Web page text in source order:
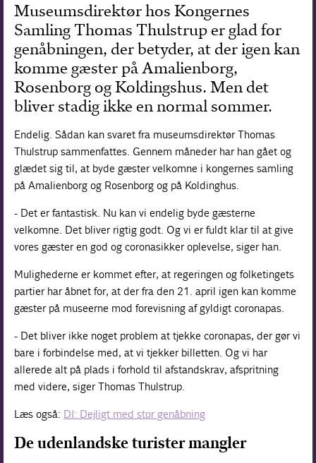
Museumsdirektør hos Kongernes
Samling Thomas Thulstrup er glad for
genåbningen, der betyder, at der igen kan
komme gæster på Amalienborg,
Rosenborg og Koldingshus. Men det
bliver stadig ikke en normal sommer.
Endelig. Sådan kan svaret fra museumsdirektør Thomas
Thulstrup sammenfattes. Gennem måneder har han gået og
glædet sig til, at byde gæster velkomne i kongernes samling
på Amalienborg og Rosenborg og på Koldinghus.
- Det er fantastisk. Nu kan vi endelig byde gæsterne
velkomne. Det bliver rigtig godt. Og vi er fuldt klar til at give
vores gæster en god og coronasikker oplevelse, siger han.
Mulighederne er kommet efter, at regeringen og folketingets
partier har åbnet for, at der fra den 21. april igen kan komme
gæster på museerne mod forevisning af gyldigt coronapas.
- Det bliver ikke noget problem at tjekke coronapas, der gør vi
bare i forbindelse med, at vi tjekker billetten. Og vi har
allerede alt på plads i forhold til afstandskrav, afspritning
med videre, siger Thomas Thulstrup.
Læs også: DI: Dejligt med stor genåbning
De udenlandske turister mangler